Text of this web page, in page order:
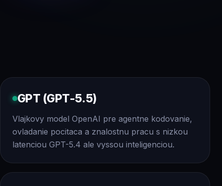
GPT (GPT-5.5)
Vlajkovy model OpenAI pre agentne kodovanie,
ovladanie pocitaca a znalostnu pracu s nizkou
latenciou GPT-5.4 ale vyssou inteligenciou.